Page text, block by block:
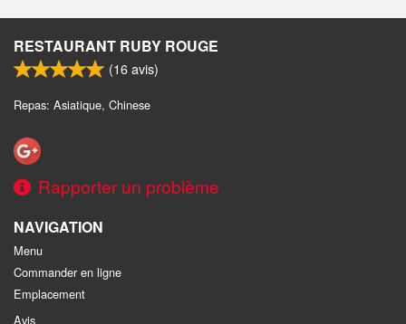
RESTAURANT RUBY ROUGE
(16avis)
Repas: Asiatique, Chinese
Rapporter un problème
NAVIGATION
Menu
Commander en ligne
Emplacement
Avis